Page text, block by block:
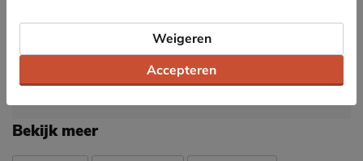
Specificaties
Bekijk meer
Accepteren
Weigeren